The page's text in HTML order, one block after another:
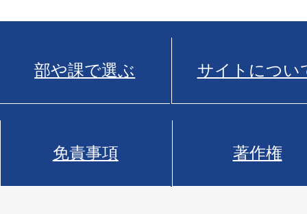
部や課で選ぶ サイトについ
免責事項 著作権